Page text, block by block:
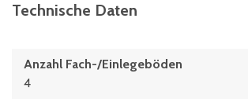
Technische Daten
Anzahl Fach-/Einlegeböden
4